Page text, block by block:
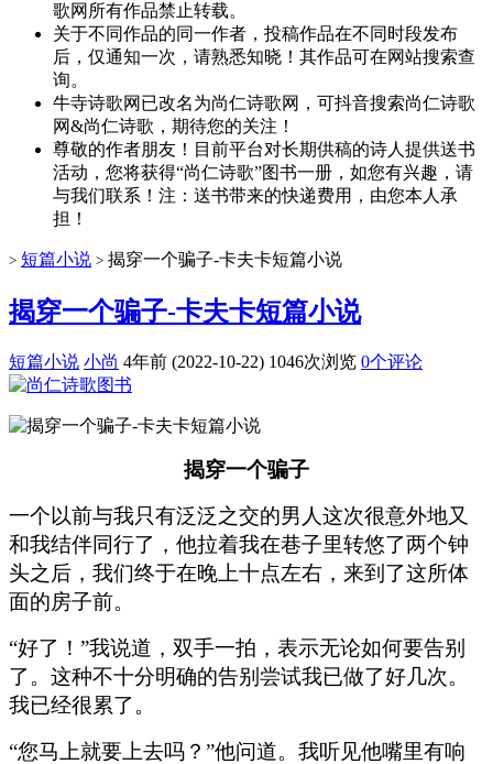
歌网所有作品禁止转载。
关于不同作品的同一作者，投稿作品在不同时段发布
后，仅通知一次，请熟悉知晓！其作品可在网站搜索查
询。
牛寺诗歌网已改名为尚仁诗歌网，可抖音搜索尚仁诗歌
网&尚仁诗歌，期待您的关注！
尊敬的作者朋友！目前平台对长期供稿的诗人提供送书
活动，您将获得“尚仁诗歌”图书一册，如您有兴趣，请
与我们联系！注：送书带来的快递费用，由您本人承
担！
> 短篇小说 > 揭穿一个骗子-卡夫卡短篇小说
揭穿一个骗子-卡夫卡短篇小说
短篇小说 小尚 4年前 (2022-10-22) 1046次浏览 0个评论
揭穿一个骗子
一个以前与我只有泛泛之交的男人这次很意外地又
和我结伴同行了，他拉着我在巷子里转悠了两个钟
头之后，我们终于在晚上十点左右，来到了这所体
面的房子前。
“好了！”我说道，双手一拍，表示无论如何要告别
了。这种不十分明确的告别尝试我已做了好几次。
我已经很累了。
“您马上就要上去吗？”他问道。我听见他嘴里有响